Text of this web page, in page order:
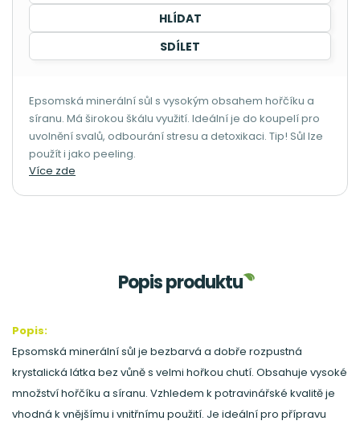
HLÍDAT
SDÍLET
Epsomská minerální sůl s vysokým obsahem hořčíku a
síranu. Má širokou škálu využití. Ideální je do koupelí pro
uvolnění svalů, odbourání stresu a detoxikaci. Tip! Sůl lze
použít i jako peeling.
Více zde
Popis produktu
Popis:
Epsomská minerální sůl je bezbarvá a dobře rozpustná
krystalická látka bez vůně s velmi hořkou chutí. Obsahuje vysoké
množství hořčíku a síranu. Vzhledem k potravinářské kvalitě je
vhodná k vnějšímu i vnitřnímu použití. Je ideální pro přípravu